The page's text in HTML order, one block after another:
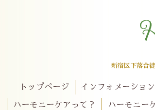
新宿区下落合
トップページ インフォメーション
ハーモニーケアって？ ハーモニー